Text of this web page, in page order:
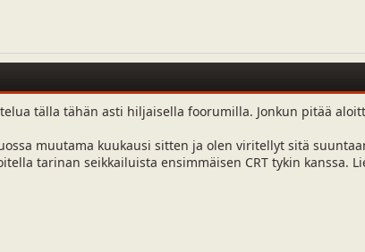
tälla tähän asti hiljaisella foorumilla. Jonkun pitää
muutama kuukausi sitten ja olen viritellyt sitä
tarinan seikkailuista ensimmäisen CRT tykin kanssa.